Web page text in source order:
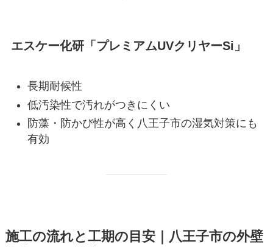
エスケー化研「プレミアムUVクリヤーSi」
長期耐候性
低汚染性で汚れがつきにくい
防藻・防かび性が高く八王子市の湿気対策にも
有効
施工の流れと工期の目安｜八王子市の外壁